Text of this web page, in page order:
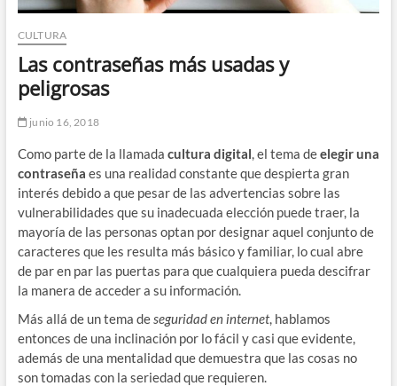
CULTURA
Las contraseñas más usadas y
peligrosas
junio 16, 2018
Como parte de la llamada cultura digital, el tema deelegir una
contraseña es una realidad constante que despierta gran
interés debido a que pesar de las advertencias sobre las
vulnerabilidades que su inadecuada elección puede traer, la
mayoría de las personas optan por designar aquel conjunto de
caracteres que les resulta más básico y familiar, lo cual abre
de par en par las puertas para que cualquiera pueda descifrar
la manera de acceder a su información.
Más allá de un tema deseguridad en internet, hablamos
entonces de una inclinación por lo fácil y casi que evidente,
además de una mentalidad que demuestra que las cosas no
son tomadas con la seriedad que requieren.